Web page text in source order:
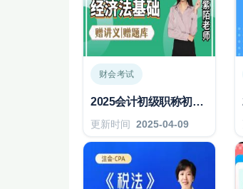
财会考试
2025会计初级职称初级会计师零基础入门精讲
更新时间 2025-04-09